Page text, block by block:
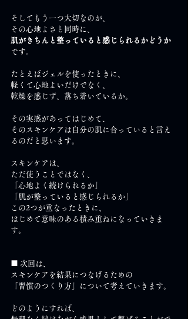
そしてもう一つ大切なのが、
その心地よさと同時に、
肌がきちんと整っていると感じられるかどうか
です。
たとえばジェルを使ったときに、
軽くて心地よいだけでなく、
乾燥を感じず、落ち着いているか。
その実感があってはじめて、
そのスキンケアは自分の肌に合っていると言え
るのだと思います。
スキンケアは、
ただ使うことではなく、
「心地よく続けられるか」
「肌が整っていると感じられるか」
この2つが重なったときに、
はじめて意味のある積み重ねになっていきま
す。
■ 次回は、
スキンケアを結果につなげるための
「習慣のつくり方」について考えていきます。
どのようにすれば、